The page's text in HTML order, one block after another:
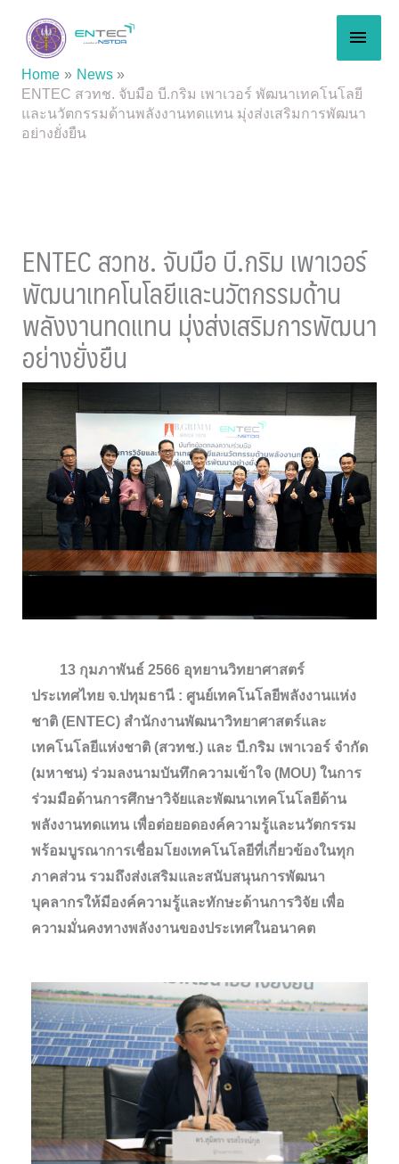
content
Home
News
ENTEC สวทช. จับมือ บี.กริม เพาเวอร์ พัฒนาเทคโนโลยี
และนวัตกรรมด้านพลังงานทดแทน มุ่งส่งเสริมการพัฒนา
อย่างยั่งยืน
ENTEC สวทช. จับมือ บี.กริม เพาเวอร์
พัฒนาเทคโนโลยีและนวัตกรรมด้าน
พลังงานทดแทน มุ่งส่งเสริมการพัฒนา
อย่างยั่งยืน
13 กุมภาพันธ์ 2566 อุทยานวิทยาศาสตร์
ประเทศไทย จ.ปทุมธานี : ศูนย์เทคโนโลยีพลังงานแห่ง
ชาติ (ENTEC) สำนักงานพัฒนาวิทยาศาสตร์และ
เทคโนโลยีแห่งชาติ (สวทช.) และ บี.กริม เพาเวอร์ จำกัด
(มหาชน) ร่วมลงนามบันทึกความเข้าใจ (MOU) ในการ
ร่วมมือด้านการศึกษาวิจัยและพัฒนาเทคโนโลยีด้าน
พลังงานทดแทน เพื่อต่อยอดองค์ความรู้และนวัตกรรม
พร้อมบูรณาการเชื่อมโยงเทคโนโลยีที่เกี่ยวข้องในทุก
ภาคส่วน รวมถึงส่งเสริมและสนับสนุนการพัฒนา
บุคลากรให้มีองค์ความรู้และทักษะด้านการวิจัย เพื่อ
ความมั่นคงทางพลังงานของประเทศในอนาคต